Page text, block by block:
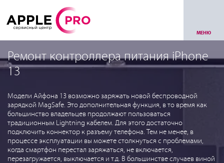
МЕНЮ
Ремонт контроллера питания iPhone
13
Модели Айфона 13 возможно заряжать новой беспроводной
зарядкой MagSafe. Это дополнительная функция, в то время как
большинство владельцев продолжают пользоваться
традиционным Lightning кабелем. Для этого достаточно
подключить коннектор к разъему телефона. Тем не менее, в
процессе эксплуатации вы можете столкнуться с проблемами,
когда смартфон перестал заряжаться, не включается,
перезагружается, выключается и т.д. В большинстве случаев виной